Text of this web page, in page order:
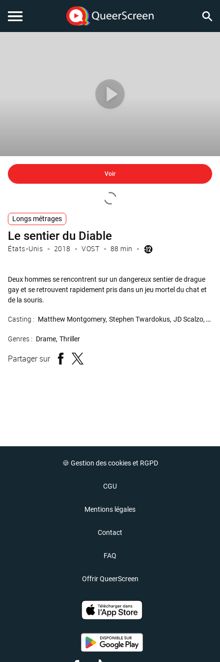
Voir
Longs métrages
Le sentier du Diable
États-Unis 2018 VOST 88 min
Deux hommes se rencontrent sur un dangereux sentier de drague
gay et se retrouvent rapidement pris dans un jeu mortel du chat et
de la souris.
Casting : Matthew Montgomery Stephen Twardokus JD Scalzo
Genres : Drame Thriller
Partager sur
🍪 Gestion des cookies et RGPD
CGU
Mentions légales
Contact
FAQ
Offrir QueerScreen